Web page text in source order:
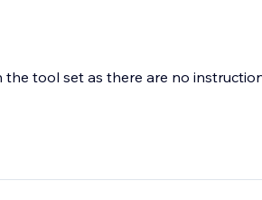
tool set as there are no